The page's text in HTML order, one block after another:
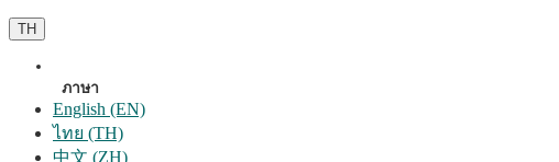
TH
ภาษา
English (EN)
ไทย (TH)
中文 (ZH)